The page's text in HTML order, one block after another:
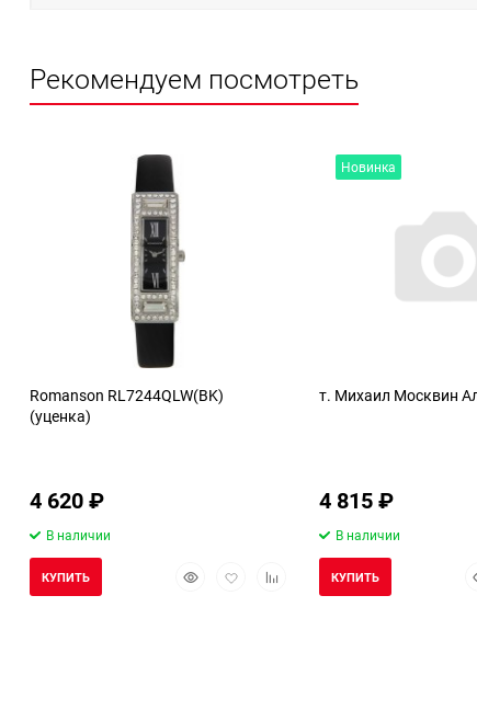
Рекомендуем посмотреть
Romanson RL7244QLW(BK)
(уценка)
4 620₽
В наличии
БыстрыйДобавитьДобавить
КУПИТЬ
Новинка
т. Михаил Москвин
4 815₽
В наличии
КУПИТЬ